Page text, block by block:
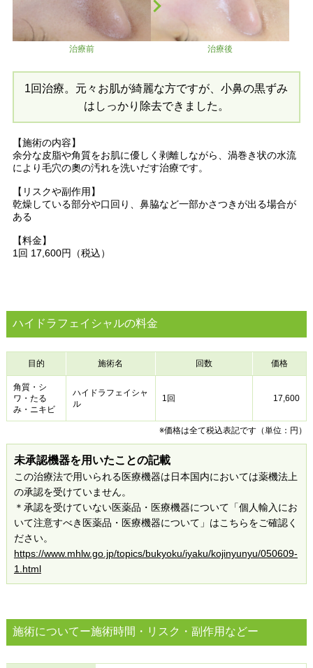
治療前 治療後
1回治療。元々お肌が綺麗な方ですが、小鼻の黒ずみ
はしっかり除去できました。
【施術の内容】
余分な皮脂や角質をお肌に優しく剥離しながら、渦巻き状の水流
により毛穴の奧の汚れを洗いだす治療です。
【リスクや副作用】
乾燥している部分や口回り、鼻脇など一部かさつきが出る場合が
ある
【料金】
1回 17,600円（税込）
ハイドラフェイシャルの料金
目的 施術名 回数 価格
角質・シ
ワ・たる
み・ニキビ
ハイドラフェイシャ
ル
1回 17,600
※価格は全て税込表記です（単位：円）
未承認機器を用いたことの記載
この治療法で用いられる医療機器は日本国内においては薬機法上
の承認を受けていません。
＊承認を受けていない医薬品・医療機器について「個人輸入にお
いて注意すべき医薬品・医療機器について」はこちらをご確認く
ださい。
https://www.mhlw.go.jp/topics/bukyoku/iyaku/kojinyunyu/050609-
1.html
施術についてー施術時間・リスク・副作用などー